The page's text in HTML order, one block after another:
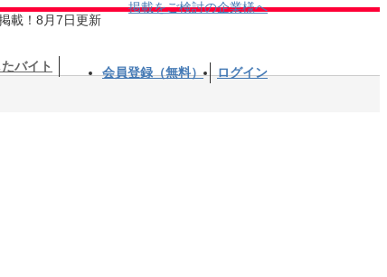
載！8月7日更新
掲載をご検討の企業様へ
バイト 会員登録（無料） ログイン